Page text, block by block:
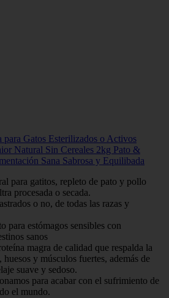
Gatos Esterilizados o Activos
Natural Sin Cereales 2kg Pato &
Sana Sabrosa y Equilibada
para gatitos, repleto de pato y pollo
procesada o secada.
o no, de todas las razas y
para estómagos sensibles con
sanos
magra de calidad que respalda la
y músculos fuertes, además de
suave y sedoso.
para acabar con el sufrimiento de
el mundo.